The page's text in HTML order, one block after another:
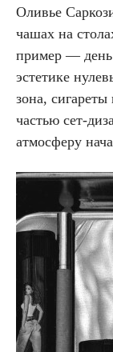
Оливье
чашах на
пример —
эстетике
зона,
частью сет-
атмосферу